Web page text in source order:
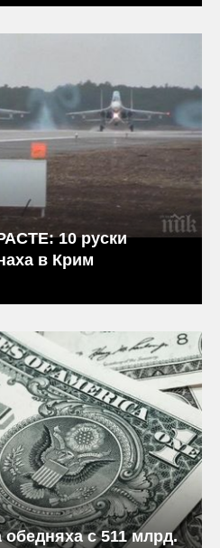
10 руски
в Крим
обедняха с 511 млрд.